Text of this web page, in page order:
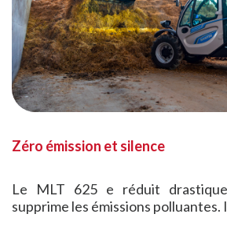
Zéro émission et silence
Le MLT 625 e réduit
supprime les émissions polluantes.